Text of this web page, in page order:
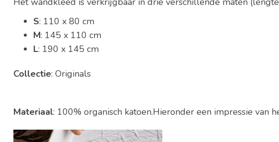
S: 110 x 80 cm
M: 145 x 110 cm
L: 190 x 145 cm
Collectie: Originals
Materiaal: 100% organisch katoen.Hieronder een impressie van